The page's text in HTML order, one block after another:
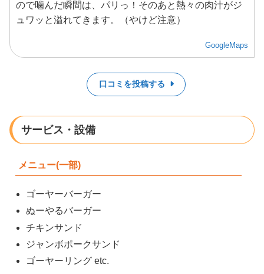
ので噛んだ瞬間は、パリっ！そのあと熱々の肉汁がジ
ュワッと溢れてきます。（やけど注意）
GoogleMaps
口コミを投稿する
サービス・設備
メニュー(一部)
ゴーヤーバーガー
ぬーやるバーガー
チキンサンド
ジャンボポークサンド
ゴーヤーリング etc.